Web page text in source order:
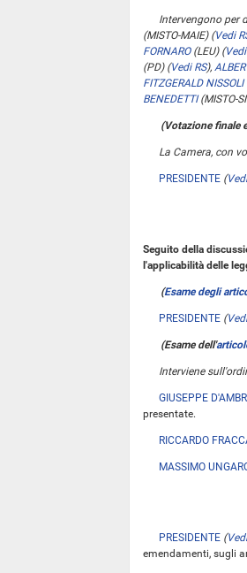
Intervengono per
(MISTO-MAIE) (Vedi
FORNARO(LEU) (Vedi
(PD) (Vedi RS),
FITZGERALD NISSOLI
BENEDETTI(MISTO-
(Votazione finale
La Camera, con
PRESIDENTE (
Seguito della
l'applicabilità delle
(Esame degli
PRESIDENTE (
(Esame dell'
Interviene
GIUSEPPE
presentate.
RICCARDO
MASSIMO
PRESIDENTE (
emendamenti, sugli